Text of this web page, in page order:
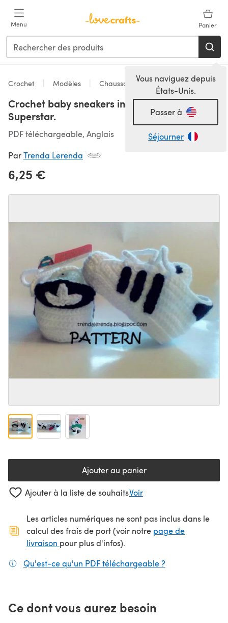
Menu Panier
Vous naviguez depuis
États-Unis.
Passer à
Séjourner
Crochet Modèles Chaussons
Crochet baby sneakers inspired in Adidas
Superstar.
PDF téléchargeable, Anglais
ParTrenda Lerenda
6,25 €
Ajouter au panier
Ajouter à la liste de souhaitsVoir
Les articles numériques ne sont pas inclus dans le
calcul des frais de port (voir notre page de
livraison (s'ouvre dans un nouvel onglet)
pour plus d'infos).
Qu'est-ce qu'un PDF téléchargeable ?
Ce dont vous aurez besoin